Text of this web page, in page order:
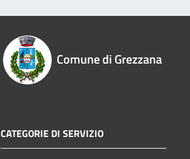
Comune di Grezzana
CATEGORIE DI SERVIZIO